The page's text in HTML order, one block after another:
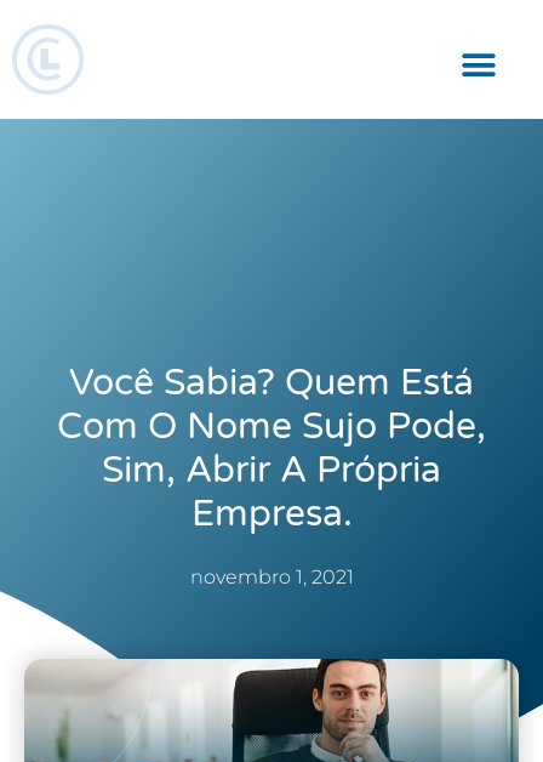
Você Sabia? Quem Está
Com O Nome Sujo Pode,
Sim, Abrir A Própria
Empresa.
novembro 1, 2021